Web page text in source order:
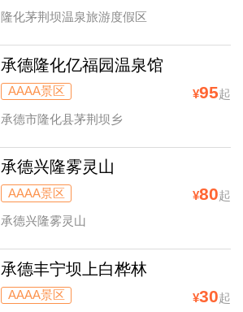
隆化茅荆坝温泉旅游度假区
承德隆化亿福园温泉馆
AAAA景区 ¥95起
承德市隆化县茅荆坝乡
承德兴隆雾灵山
AAAA景区 ¥80起
承德兴隆雾灵山
承德丰宁坝上白桦林
AAAA景区 ¥30起